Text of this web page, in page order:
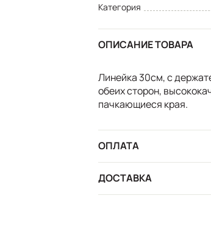
Категория
ОПИСАНИЕ ТОВАРА
Линейка 30см, с
обеих сторон,
пачкающиеся края.
ОПЛАТА
ДОСТАВКА